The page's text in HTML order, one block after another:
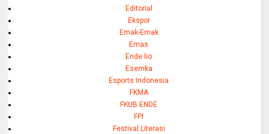
Editorial
Ekspor
Emak-Emak
Emas
Ende lio
Esemka
Esports Indonesia
FKMA
FKUB ENDE
FPI
Festival Literasi